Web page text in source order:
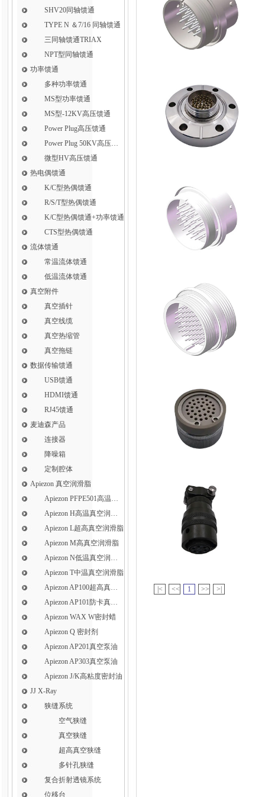
SHV20同轴馈通
TYPE N ＆7/16 同轴馈通
三同轴馈通TRIAX
NPT型同轴馈通
功率馈通
多种功率馈通
MS型功率馈通
MS型-12KV高压馈通
Power Plug高压馈通
Power Plug 50KV高压馈通
微型HV高压馈通
热电偶馈通
K/C型热偶馈通
R/S/T型热偶馈通
K/C型热偶馈通+功率馈通
CTS型热偶馈通
流体馈通
常温流体馈通
低温流体馈通
真空附件
真空插针
真空线缆
真空热缩管
真空拖链
数据传输馈通
USB馈通
HDMI馈通
RJ45馈通
麦迪森产品
连接器
降噪箱
定制腔体
Apiezon 真空润滑脂
Apiezon L超高真空润滑脂
Apiezon M高真空润滑脂
Apiezon T中温真空润滑脂
Apiezon AP100超高真空润滑脂
Apiezon AP101防卡真空润滑脂
Apiezon WAX W密封蜡
Apiezon Q 密封剂
Apiezon AP201真空泵油
Apiezon AP303真空泵油
Apiezon J/K高粘度密封油
JJ X-Ray
狭缝系统
空气狭缝
真空狭缝
超高真空狭缝
多针孔狭缝
复合折射透镜系统
位移台
|< << 1 >> >|